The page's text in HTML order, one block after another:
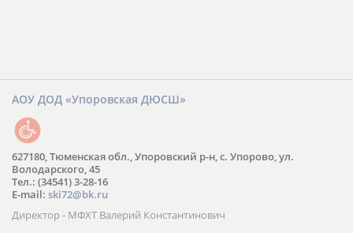
АОУ ДОД «Упоровская ДЮСШ»
627180, Тюменская обл., Упоровский р-н, с. Упорово, ул.
Володарского, 45
Тел.: (34541) 3-28-16
E-mail: ski72@bk.ru
Директор - МФХТ Валерий Константинович